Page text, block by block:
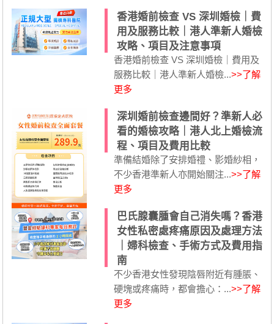
香港婚前檢查 VS 深圳婚檢｜費
用及服務比較｜港人準新人婚檢
攻略、項目及注意事項
香港婚前檢查 VS 深圳婚檢｜費用及
服務比較｜港人準新人婚檢...>>了解
更多
深圳婚前檢查邊間好？準新人必
看的婚檢攻略｜港人北上婚檢流
程、項目及費用比較
準備結婚除了安排婚禮、影婚紗相，
不少香港準新人亦開始關注...>>了解
更多
巴氏腺囊腫會自己消失嗎？香港
女性私密處疼痛原因及處理方法
｜婦科檢查、手術方式及費用指
南
不少香港女性發現陰唇附近有腫脹、
硬塊或疼痛時，都會擔心：...>>了解
更多